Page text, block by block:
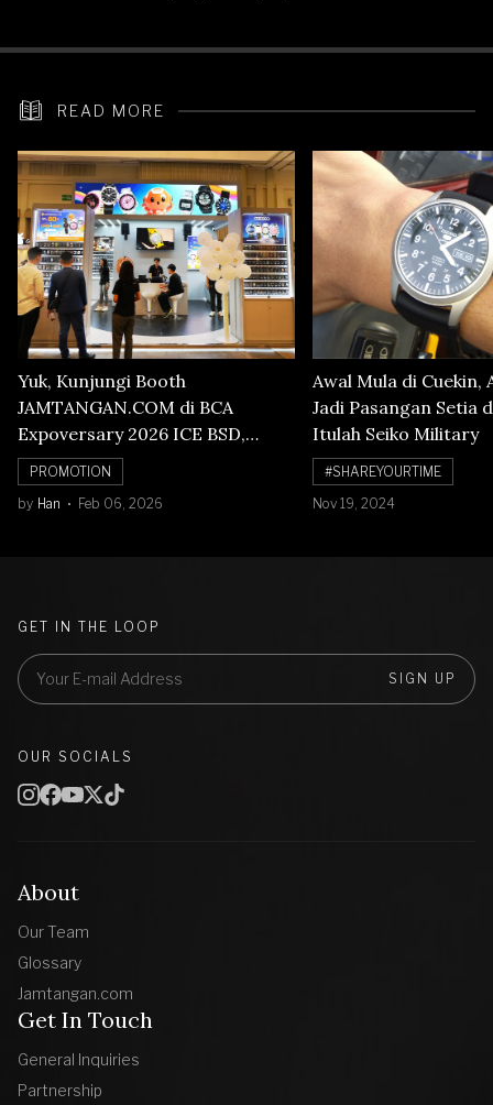
READ MORE
Yuk, Kunjungi Booth
JAMTANGAN.COM di BCA
Expoversary 2026 ICE BSD,
Banyak Diskon Jam Tangan,
Cuma Sampai 8 Februari!
PROMOTION
by Han Feb 06, 2026
Awal Mula di Cuekin,
Jadi Pasangan Setia
Itulah Seiko Military
#SHAREYOURTIME
Nov 19, 2024
About
Our Team
Glossary
Jamtangan.com
Get In Touch
General Inquiries
Partnership
GET IN THE LOOP
SIGN UP
OUR SOCIALS